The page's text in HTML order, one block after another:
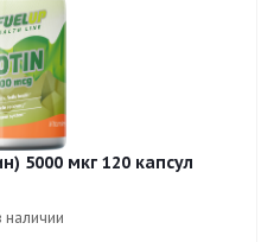
5000 мкг 120 капсул
наличии